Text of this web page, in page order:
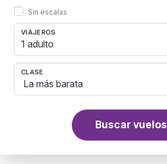
Sin escalas
VIAJEROS
1 adulto
CLASE
Buscar vuelos